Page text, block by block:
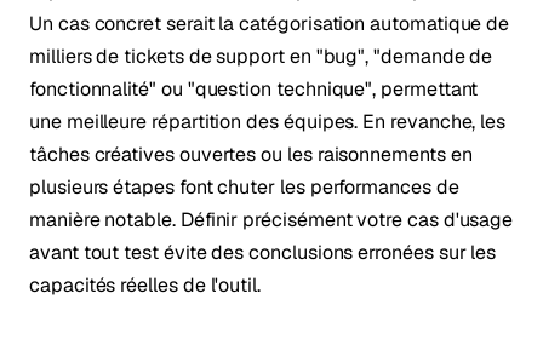
Un cas concret serait la catégorisation automatique de
milliers de tickets de support en "bug", "demande de
fonctionnalité" ou "question technique", permettant
une meilleure répartition des équipes. En revanche, les
tâches créatives ouvertes ou les raisonnements en
plusieurs étapes font chuter les performances de
manière notable. Définir précisément votre cas d'usage
avant tout test évite des conclusions erronées sur les
capacités réelles de l'outil.